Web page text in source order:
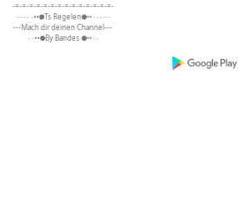
-=-=-=-=-=-=-=-=-=-=-=-=-=-=-
····٠٠٠••●Ts Regelen●••٠٠٠····
---Mach dir deinen Channel---
٠٠••●By Bandes ●••٠٠